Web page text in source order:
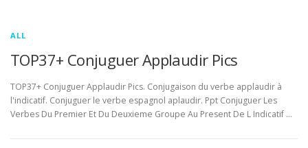
ALL
TOP37+ Conjuguer Applaudir Pics
TOP37+ Conjuguer Applaudir Pics. Conjugaison du verbe applaudir à
l'indicatif. Conjuguer le verbe espagnol aplaudir. Ppt Conjuguer Les
Verbes Du Premier Et Du Deuxieme Groupe Au Present De L Indicatif …